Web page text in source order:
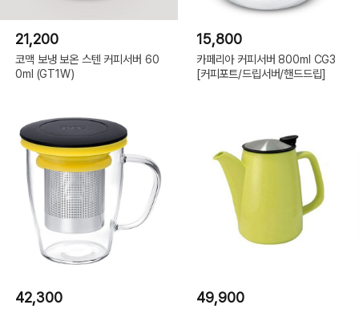
21,200
코맥 보냉 보온 스텐 커피서버 60
0ml (GT1W)
15,800
카페리아 커피서버 800ml CG3
[커피포트/드립서버/핸드드립]
42,300 49,900